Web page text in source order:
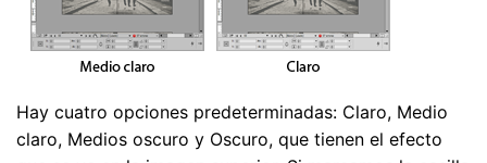
Hay cuatro opciones predeterminadas: Claro, Medio
claro, Medios oscuro y Oscuro, que tienen el efecto